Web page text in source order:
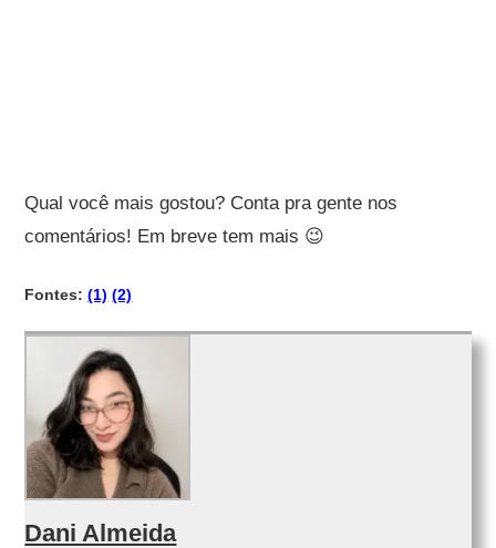
Qual você mais gostou? Conta pra gente nos
comentários! Em breve tem mais 😉
Fontes:(1) (2)
Dani Almeida